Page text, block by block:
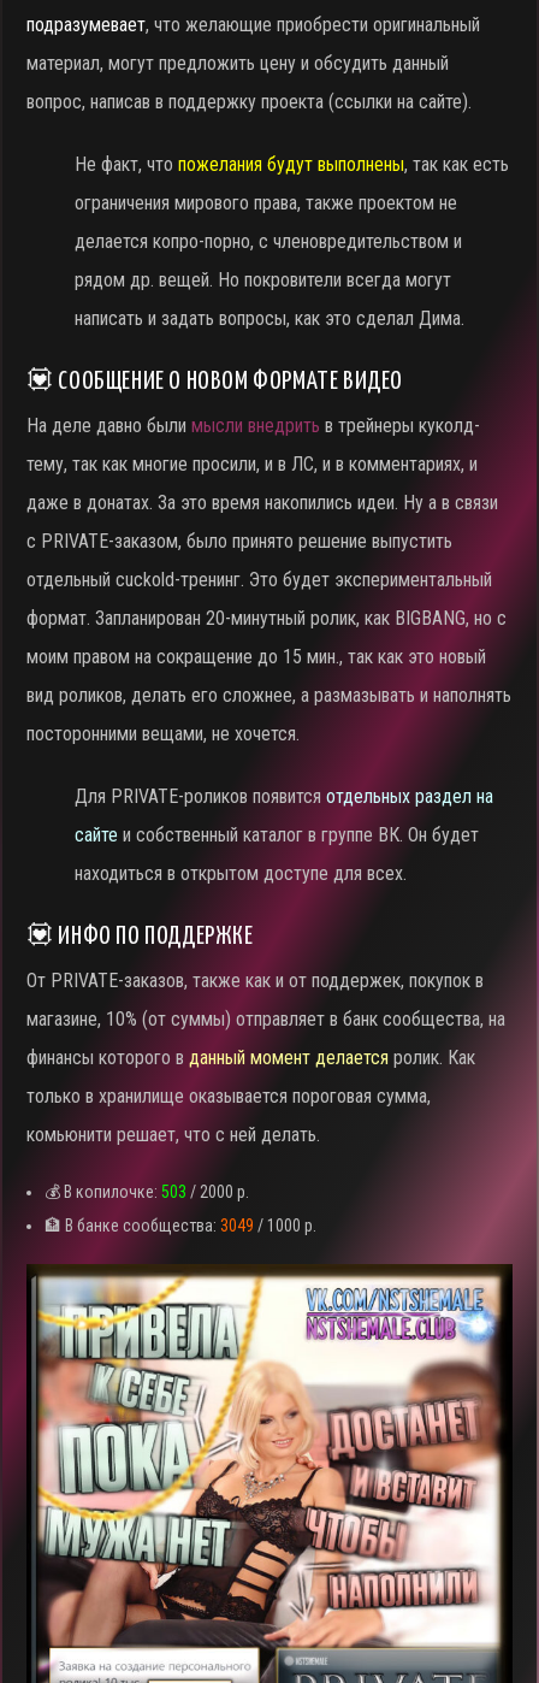
подразумевает, что желающие приобрести оригинальный
материал, могут предложить цену и обсудить данный
вопрос, написав в поддержку проекта (ссылки на сайте).
Не факт, чтопожелания будут выполнены, так как есть
ограничения мирового права, также проектом не
делается копро-порно, с членовредительством и
рядом др. вещей. Но покровители всегда могут
написать и задать вопросы, как это сделал Дима.
💟 СООБЩЕНИЕ О НОВОМ ФОРМАТЕ ВИДЕО
На деле давно былимысли внедрить в трейнеры куколд-
тему, так как многие просили, и в ЛС, и в комментариях, и
даже в донатах. За это время накопились идеи. Ну а в связи
с PRIVATE-заказом, было принято решение выпустить
отдельный cuckold-тренинг. Это будет экспериментальный
формат. Запланирован 20-минутный ролик, как BIGBANG, но с
моим правом на сокращение до 15 мин., так как это новый
вид роликов, делать его сложнее, а размазывать и наполнять
посторонними вещами, не хочется.
Для PRIVATE-роликов появитсяотдельных раздел на
сайте и собственный каталог в группе ВК. Он будет
находиться в открытом доступе для всех.
💟 ИНФО ПО ПОДДЕРЖКЕ
От PRIVATE-заказов, также как и от поддержек, покупок в
магазине, 10% (от суммы) отправляет в банк сообщества, на
финансы которого вданный момент делается ролик. Как
только в хранилище оказывается пороговая сумма,
комьюнити решает, что с ней делать.
💰 В копилочке:503/ 2000 р.
🏦 В банке сообщества:3049 / 1000 р.